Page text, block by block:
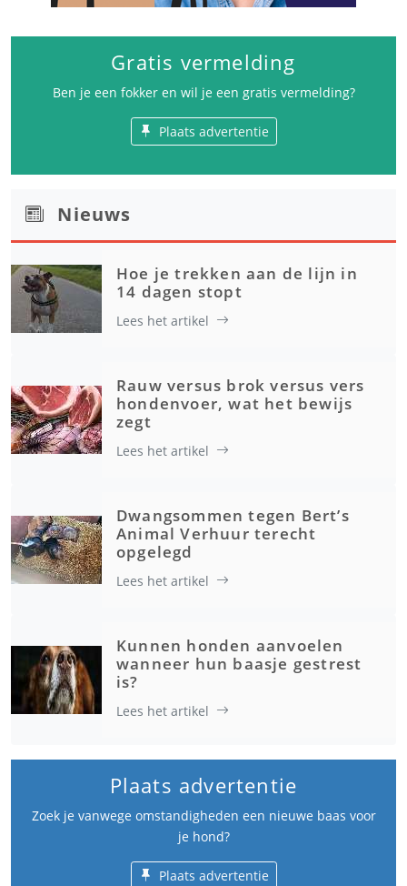
Gratis vermelding
Ben je een fokker en wil je een gratis vermelding?
Plaats advertentie
Nieuws
Hoe je trekken aan de lijn in
14 dagen stopt
Lees het artikel
Rauw versus brok versus vers
hondenvoer, wat het bewijs
zegt
Lees het artikel
Dwangsommen tegen Bert’s
Animal Verhuur terecht
opgelegd
Lees het artikel
Kunnen honden aanvoelen
wanneer hun baasje gestrest
is?
Lees het artikel
Plaats advertentie
Zoek je vanwege omstandigheden een nieuwe baas voor
je hond?
Plaats advertentie